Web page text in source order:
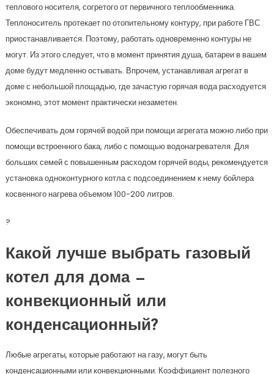
теплового носителя, согретого от первичного теплообменника.
Теплоноситель протекает по отопительному контуру, при работе ГВС
приостанавливается. Поэтому, работать одновременно контуры не
могут. Из этого следует, что в момент принятия душа, батареи в вашем
доме будут медленно остывать. Впрочем, устанавливая агрегат в
доме с небольшой площадью, где зачастую горячая вода расходуется
экономно, этот момент практически незаметен.
Обеспечивать дом горячей водой при помощи агрегата можно либо при
помощи встроенного бака, либо с помощью водонагревателя. Для
больших семей с повышенным расходом горячей воды, рекомендуется
установка одноконтурного котла с подсоединением к нему бойлера
косвенного нагрева объемом 100-200 литров.
?
Какой лучше выбрать газовый
котел для дома —
конвекционный или
конденсационный?
Любые агрегаты, которые работают на газу, могут быть
конденсационными или конвекционными. Коэффициент полезного